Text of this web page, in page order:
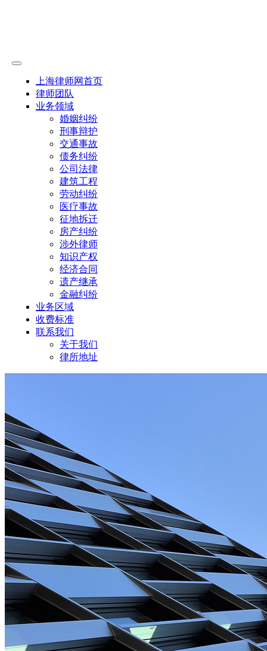
上海律师网首页
律师团队
业务领域
婚姻纠纷
刑事辩护
交通事故
债务纠纷
公司法律
建筑工程
劳动纠纷
医疗事故
征地拆迁
房产纠纷
涉外律师
知识产权
经济合同
遗产继承
金融纠纷
业务区域
收费标准
联系我们
关于我们
律所地址